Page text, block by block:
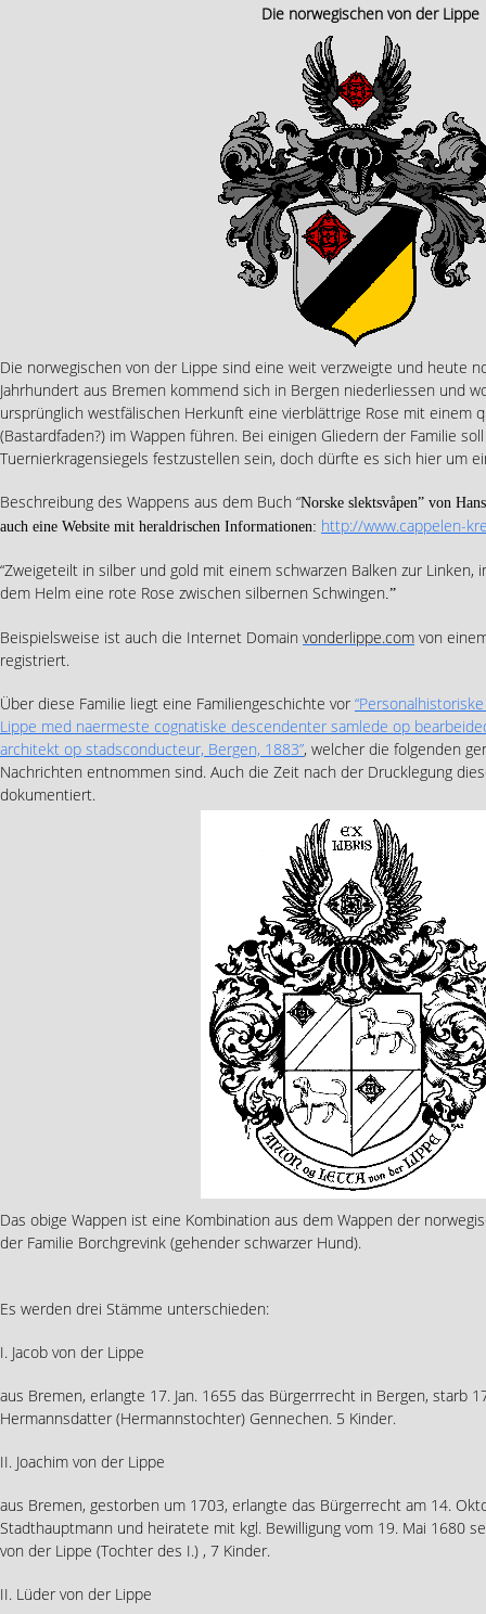
Die norwegischen von der Lippe
Die norwegischen von der Lippe sind eine weit verzweigte und heute
Jahrhundert aus Bremen kommend sich in Bergen niederliessen und
ursprünglich westfälischen Herkunft eine vierblättrige Rose mit einem
(Bastardfaden?) im Wappen führen. Bei einigen Gliedern der Familie
Tuernierkragensiegels festzustellen sein, doch dürfte es sich hier um
Beschreibung des Wappens aus dem Buch “Norske slektsvåpen” von
auch eine Website mit heraldrischen Informationen: http://www.cappelen-
“Zweigeteilt in silber und gold mit einem schwarzen Balken zur Linken,
dem Helm eine rote Rose zwischen silbernen Schwingen.”
Beispielsweise ist auch die Internet Domain vonderlippe.com von
registriert.
Über diese Familie liegt eine Familiengeschichte vor
Lippe med naermeste cognatiske descendenter samlede op
architekt op stadsconducteur, Bergen, 1883”, welcher die folgenden
Nachrichten entnommen sind. Auch die Zeit nach der Drucklegung
dokumentiert.
Das obige Wappen ist eine Kombination aus dem Wappen der
der Familie Borchgrevink (gehender schwarzer Hund).
Es werden drei Stämme unterschieden:
I. Jacob von der Lippe
aus Bremen, erlangte 17. Jan. 1655 das Bürgerrrecht in Bergen, starb
Hermannsdatter (Hermannstochter) Gennechen. 5 Kinder.
II. Joachim von der Lippe
aus Bremen, gestorben um 1703, erlangte das Bürgerrecht am 14.
Stadthauptmann und heiratete mit kgl. Bewilligung vom 19. Mai 1680
von der Lippe (Tochter des I.) , 7 Kinder.
II. Lüder von der Lippe